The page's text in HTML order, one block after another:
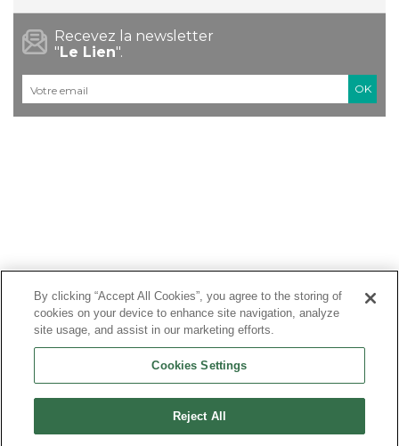
Recevez la newsletter
"Le Lien".
Courriel*
By clicking “Accept All Cookies”, you agree to the storing of
cookies on your device to enhance site navigation, analyze
site usage, and assist in our marketing efforts.
Cookies Settings
Reject All